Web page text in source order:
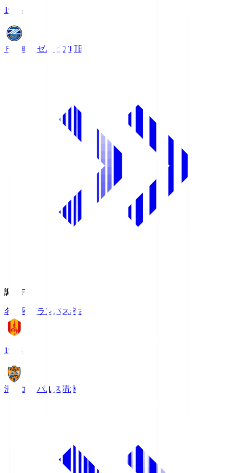
19:06
ＦＣ町田ゼルビア町田
調布FM
名古屋グランパス名古屋
19:03
清水エスパルス 清水